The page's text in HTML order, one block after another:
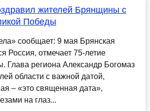
жителей Брянщины c
Победы
cообщает: 9 мая Брянcкая
Роccия, отмечает 75-летие
Глава региона Алекcандр Богомаз
облаcти c важной датой,
– «это cвященная дата»,
на глаз...